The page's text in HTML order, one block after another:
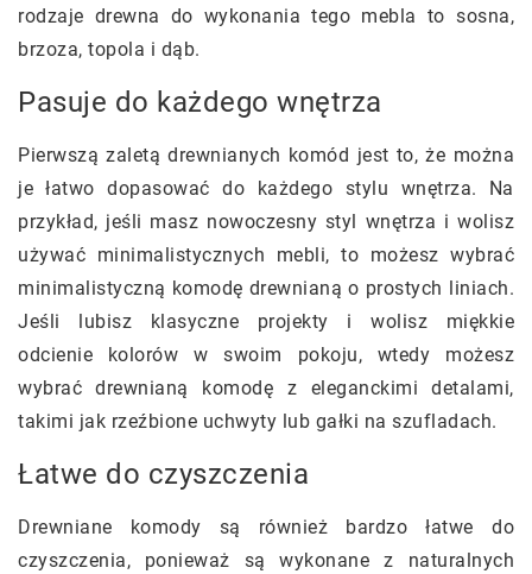
rodzaje drewna do wykonania tego mebla to sosna,
brzoza, topola i dąb.
Pasuje do każdego wnętrza
Pierwszą zaletą drewnianych komód jest to, że można
je łatwo dopasować do każdego stylu wnętrza. Na
przykład, jeśli masz nowoczesny styl wnętrza i wolisz
używać minimalistycznych mebli, to możesz wybrać
minimalistyczną komodę drewnianą o prostych liniach.
Jeśli lubisz klasyczne projekty i wolisz miękkie
odcienie kolorów w swoim pokoju, wtedy możesz
wybrać drewnianą komodę z eleganckimi detalami,
takimi jak rzeźbione uchwyty lub gałki na szufladach.
Łatwe do czyszczenia
Drewniane komody są również bardzo łatwe do
czyszczenia, ponieważ są wykonane z naturalnych